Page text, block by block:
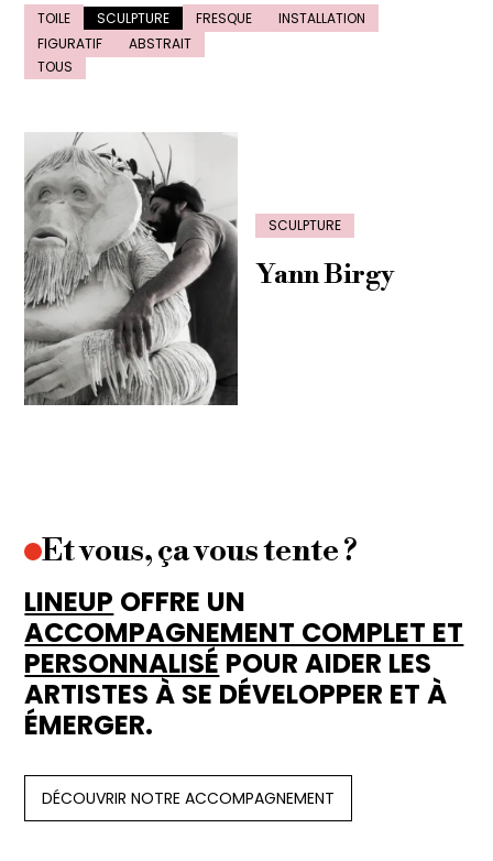
TOILE SCULPTURE FRESQUE
INSTALLATION
FIGURATIF
ABSTRAIT
TOUS
SCULPTURE
Yann Birgy
Et vous, ça vous tente ?
LINEUP OFFRE UN
ACCOMPAGNEMENT COMPLET ET
PERSONNALISÉ POUR AIDER LES
ARTISTES À SE DÉVELOPPER ET À
ÉMERGER.
DÉCOUVRIR NOTRE ACCOMPAGNEMENT